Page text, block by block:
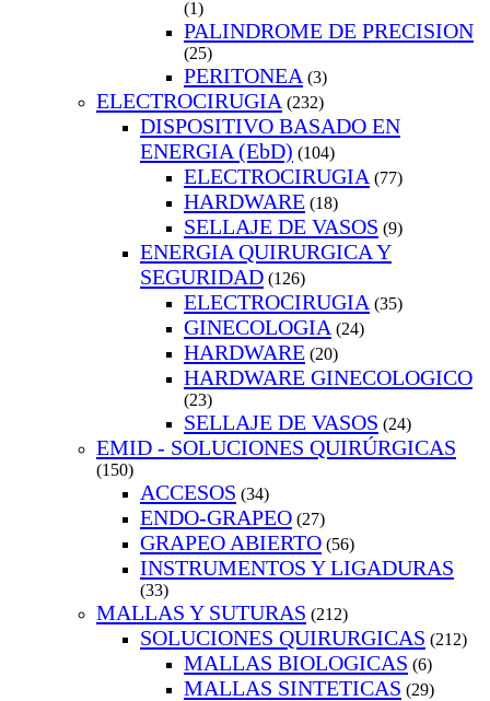
(1)
PALINDROME DE PRECISION
(25)
PERITONEA (3)
ELECTROCIRUGIA (232)
DISPOSITIVO BASADO EN
ENERGIA (EbD) (104)
ELECTROCIRUGIA (77)
HARDWARE (18)
SELLAJE DE VASOS (9)
ENERGIA QUIRURGICA Y
SEGURIDAD (126)
ELECTROCIRUGIA (35)
GINECOLOGIA (24)
HARDWARE (20)
HARDWARE GINECOLOGICO
(23)
SELLAJE DE VASOS (24)
EMID - SOLUCIONES QUIRÚRGICAS
(150)
ACCESOS (34)
ENDO-GRAPEO (27)
GRAPEO ABIERTO (56)
INSTRUMENTOS Y LIGADURAS
(33)
MALLAS Y SUTURAS (212)
SOLUCIONES QUIRURGICAS (212)
MALLAS BIOLOGICAS (6)
MALLAS SINTETICAS (29)